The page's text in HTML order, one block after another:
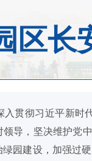
区长
彻习近平新时代
导，坚决维护党
园建设，加强过